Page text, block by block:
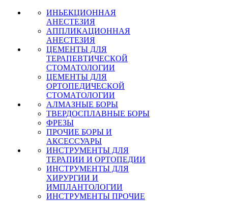
ИНЬЕКЦИОННАЯ
АНЕСТЕЗИЯ
АППЛИКАЦИОННАЯ
АНЕСТЕЗИЯ
ЦЕМЕНТЫ ДЛЯ
ТЕРАПЕВТИЧЕСКОЙ
СТОМАТОЛОГИИ
ЦЕМЕНТЫ ДЛЯ
ОРТОПЕДИЧЕСКОЙ
СТОМАТОЛОГИИ
АЛМАЗНЫЕ БОРЫ
ТВЕРДОСПЛАВНЫЕ БОРЫ
ФРЕЗЫ
ПРОЧИЕ БОРЫ И
АКСЕССУАРЫ
ИНСТРУМЕНТЫ ДЛЯ
ТЕРАПИИ И ОРТОПЕДИИ
ИНСТРУМЕНТЫ ДЛЯ
ХИРУРГИИ И
ИМПЛАНТОЛОГИИ
ИНСТРУМЕНТЫ ПРОЧИЕ